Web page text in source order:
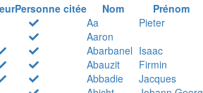
Personne citée Nom
Prénom
Aa
Pieter
Aaron
Abarbanel Isaac
Abauzit
Firmin
Abbadie
Jacques